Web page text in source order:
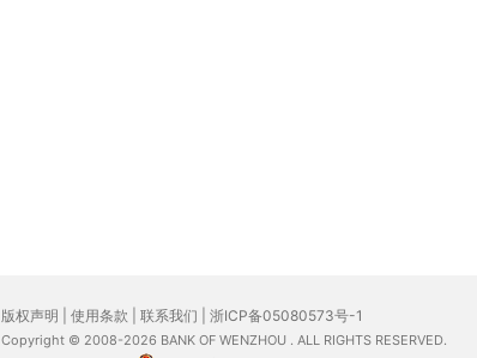
版权声明 使用条款 联系我们 浙ICP备05080573号-1
Copyright © 2008-2026 BANK OF WENZHOU . ALL RIGHTS RESERVED.